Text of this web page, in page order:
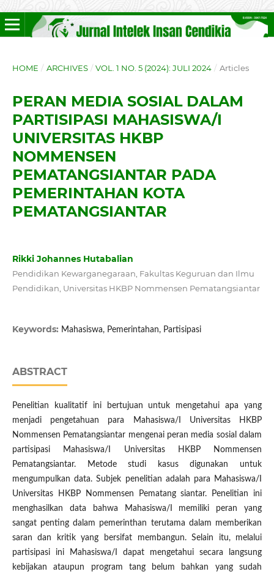
HOME / ARCHIVES / VOL. 1 NO. 5 (2024): JULI 2024 / Articles
PERAN MEDIA SOSIAL DALAM
PARTISIPASI MAHASISWA/I
UNIVERSITAS HKBP
NOMMENSEN
PEMATANGSIANTAR PADA
PEMERINTAHAN KOTA
PEMATANGSIANTAR
Rikki Johannes Hutabalian
Pendidikan Kewarganegaraan, Fakultas Keguruan dan Ilmu
Pendidikan, Universitas HKBP Nommensen Pematangsiantar
Keywords: Mahasiswa, Pemerintahan, Partisipasi
ABSTRACT
Penelitian kualitatif ini bertujuan untuk mengetahui apa yang
menjadi pengetahuan para Mahasiswa/I Universitas HKBP
Nommensen Pematangsiantar mengenai peran media sosial dalam
partisipasi Mahasiswa/I Universitas HKBP Nommensen
Pematangsiantar. Metode studi kasus digunakan untuk
mengumpulkan data. Subjek penelitian adalah para Mahasiswa/I
Universitas HKBP Nommensen Pematang siantar. Penelitian ini
menghasilkan data bahwa Mahasiswa/I memiliki peran yang
sangat penting dalam pemerinthan terutama dalam memberikan
saran dan kritik yang bersifat membangun. Selain itu, melalui
partisipasi ini Mahasiswa/I dapat mengetahui secara langsung
kebijakan ataupun program tang belum bahkan yang sudah